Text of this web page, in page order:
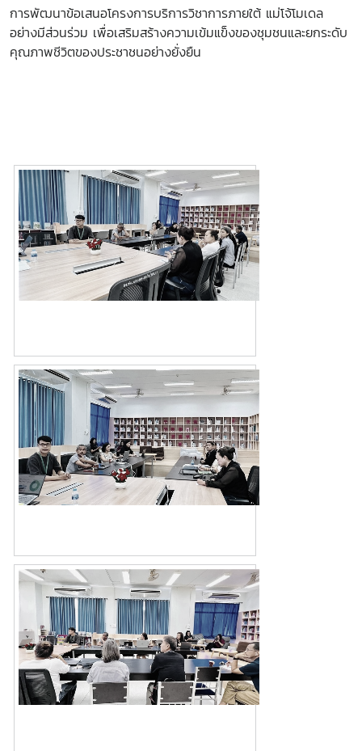
การพัฒนาข้อเสนอโครงการบริการวิชาการภายใต้ แม่โจ้โมเดล
อย่างมีส่วนร่วม เพื่อเสริมสร้างความเข้มแข็งของชุมชนและยกระดับ
คุณภาพชีวิตของประชาชนอย่างยั่งยืน